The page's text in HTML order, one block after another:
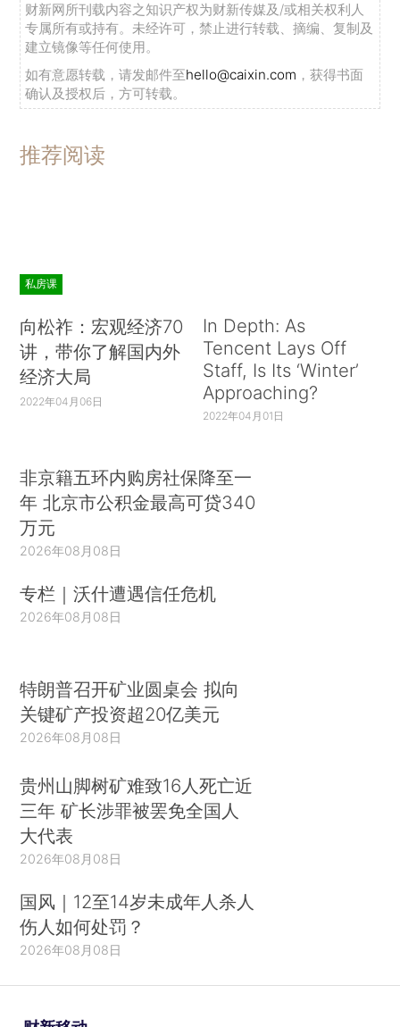
财新网所刊载内容之知识产权为财新传媒及/或相关权利人
专属所有或持有。未经许可，禁止进行转载、摘编、复制及
建立镜像等任何使用。
如有意愿转载，请发邮件至hello@caixin.com ，获得书面
确认及授权后，方可转载。
推荐阅读
私房课
向松祚：宏观经济70
讲，带你了解国内外
经济大局
2022年04月06日
In Depth: As
Tencent Lays Off
Staff, Is Its ‘Winter’
Approaching?
2022年04月01日
非京籍五环内购房社保降至一
年 北京市公积金最高可贷340
万元
2026年08月08日
专栏｜沃什遭遇信任危机
2026年08月08日
特朗普召开矿业圆桌会 拟向
关键矿产投资超20亿美元
2026年08月08日
贵州山脚树矿难致16人死亡近
三年 矿长涉罪被罢免全国人
大代表
2026年08月08日
国风｜12至14岁未成年人杀人
伤人如何处罚？
2026年08月08日